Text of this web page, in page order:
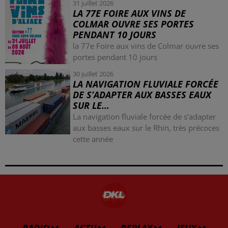
31 juillet 2026
LA 77E FOIRE AUX VINS DE
COLMAR OUVRE SES PORTES
PENDANT 10 JOURS
la 77e Foire aux vins de Colmar ouvre ses
portes pendant 10 jours
30 juillet 2026
LA NAVIGATION FLUVIALE FORCÉE
DE S’ADAPTER AUX BASSES EAUX
SUR LE...
La navigation fluviale forcée de s’adapter
aux basses eaux sur le Rhin, très précoces
cette année